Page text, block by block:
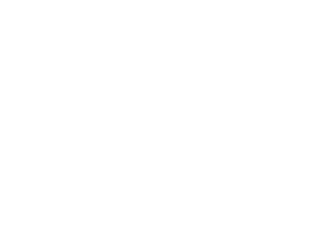
の譲渡又は除去（蔵管
国有の家屋等の譲渡又